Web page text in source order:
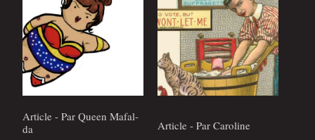
Article - Par Queen Mafal­
da
Article - Par Caroline